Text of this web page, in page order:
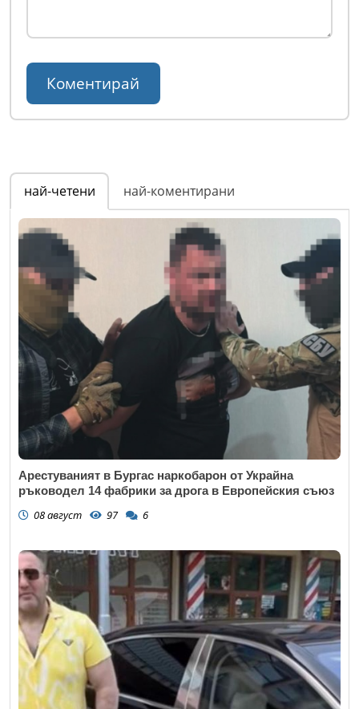
най-четени най-коментирани
Арестуваният в Бургас наркобарон от Украйна
ръководел 14 фабрики за дрога в Европейския съюз
08 август 97 6